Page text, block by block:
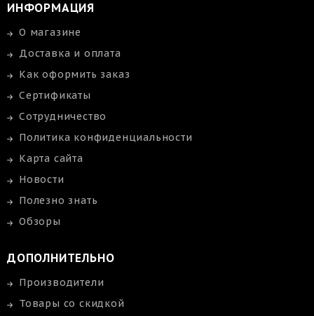
ИНФОРМАЦИЯ
О магазине
Доставка и оплата
Как оформить заказ
Сертификаты
Сотрудничество
Политика конфиденциальности
Карта сайта
Новости
Полезно знать
Обзоры
ДОПОЛНИТЕЛЬНО
Производители
Товары со скидкой